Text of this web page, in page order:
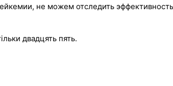
не можем отследить
двадцять пять.